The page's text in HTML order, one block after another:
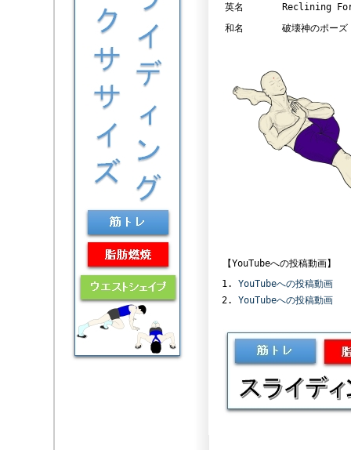
英名
Reclining
和名
破壊神のポーズ
【YouTubeへの投稿動画】
YouTubeへの投稿動画
YouTubeへの投稿動画